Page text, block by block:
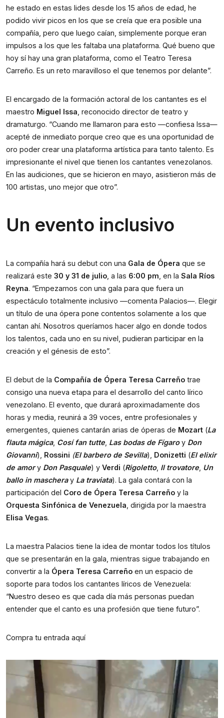
he estado en estas lides desde los 15 años de edad, he
podido vivir picos en los que se creía que era posible una
compañía, pero que luego caían, simplemente porque eran
impulsos a los que les faltaba una plataforma. Qué bueno que
hoy sí hay una gran plataforma, como el Teatro Teresa
Carreño. Es un reto maravilloso el que tenemos por delante”.
El encargado de la formación actoral de los cantantes es el
maestro Miguel Issa , reconocido director de teatro y
dramaturgo. “Cuando me llamaron para esto —confiesa Issa—
acepté de inmediato porque creo que es una oportunidad de
oro poder crear una plataforma artística para tanto talento. Es
impresionante el nivel que tienen los cantantes venezolanos.
En las audiciones, que se hicieron en mayo, asistieron más de
100 artistas, uno mejor que otro”.
Un evento inclusivo
La compañía hará su debut con una Gala de Ópera que se
realizará este 30 y 31 de julio , a las 6:00 pm , en la Sala Ríos
Reyna. “Empezamos con una gala para que fuera un
espectáculo totalmente inclusivo —comenta Palacios—. Elegir
un título de una ópera pone contentos solamente a los que
cantan ahí. Nosotros queríamos hacer algo en donde todos
los talentos, cada uno en su nivel, pudieran participar en la
creación y el génesis de esto”.
El debut de la Compañía de Ópera Teresa Carreño trae
consigo una nueva etapa para el desarrollo del canto lírico
venezolano. El evento, que durará aproximadamente dos
horas y media, reunirá a 39 voces, entre profesionales y
emergentes, quienes cantarán arias de óperas de Mozart (La
flauta mágica, Cosí fan tutte Las bodas de Fígaroy Don
Giovanni), Rossini (El barbero de Sevilla), Donizetti (El elixir
de amory Don Pasquale) y Verdi (Rigoletto, Il trovatore Un
ballo in mascheray La traviata). La gala contará con la
participación del Coro de Ópera Teresa Carreño y la
Orquesta Sinfónica de Venezuela , dirigida por la maestra
Elisa Vegas.
La maestra Palacios tiene la idea de montar todos los títulos
que se presentarán en la gala, mientras sigue trabajando en
convertir a la Ópera Teresa Carreño en un espacio de
soporte para todos los cantantes líricos de Venezuela:
“Nuestro deseo es que cada día más personas puedan
entender que el canto es una profesión que tiene futuro”.
Compra tu entrada aquí